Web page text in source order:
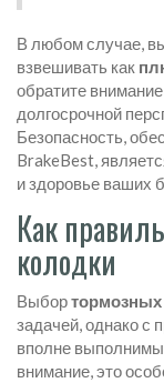
В любом случае,
взвешивать как
обратите
долгосрочной
Безопасность,
BrakeBest,
и здоровье ваших
Как
колодки
Выбор
задачей, однако с
вполне
внимание, это